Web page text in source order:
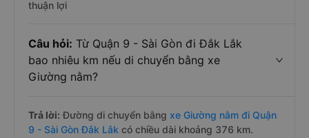
thuận lợi
Câu hỏi: Từ Quận 9 - Sài Gòn đi Đắk Lắk
bao nhiêu km nếu di chuyển bằng xe
Giường nằm?
Trả lời: Đường di chuyển bằng xe Giường nằm đi Quận
9 - Sài Gòn Đắk Lắk có chiều dài khoảng 376 km.